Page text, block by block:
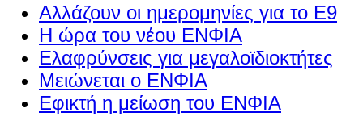
Αλλάζουν οι ημερομηνίες για το Ε9
Η ώρα του νέου ΕΝΦΙΑ
Ελαφρύνσεις για μεγαλοϊδιοκτήτες
Μειώνεται ο ΕΝΦΙΑ
Εφικτή η μείωση του ΕΝΦΙΑ